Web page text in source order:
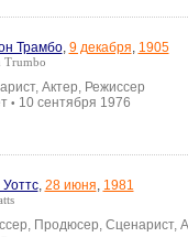
Трамбо, 9 декабря, 1905
Trumbo
Актер, Режиссер
• 10 сентября 1976
, 28 июня, 1981
Продюсер, Сценарист,